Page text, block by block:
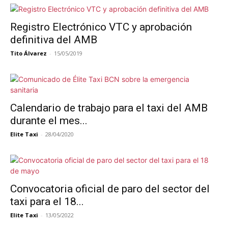
Registro Electrónico VTC y aprobación
definitiva del AMB
Tito Álvarez - 15/05/2019
Calendario de trabajo para el taxi del AMB
durante el mes...
Elite Taxi - 28/04/2020
Convocatoria oficial de paro del sector del
taxi para el 18...
Elite Taxi - 13/05/2022